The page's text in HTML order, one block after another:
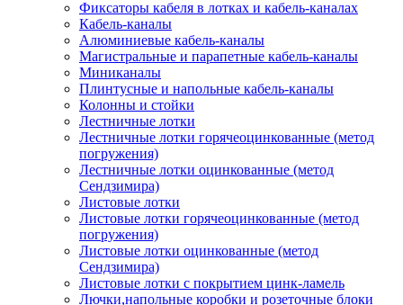
Фиксаторы кабеля в лотках и кабель-каналах
Кабель-каналы
Алюминиевые кабель-каналы
Магистральные и парапетные кабель-каналы
Миниканалы
Плинтусные и напольные кабель-каналы
Колонны и стойки
Лестничные лотки
Лестничные лотки горячеоцинкованные (метод
погружения)
Лестничные лотки оцинкованные (метод
Сендзимира)
Листовые лотки
Листовые лотки горячеоцинкованные (метод
погружения)
Листовые лотки оцинкованные (метод
Сендзимира)
Листовые лотки с покрытием цинк-ламель
Лючки,напольные коробки и розеточные блоки